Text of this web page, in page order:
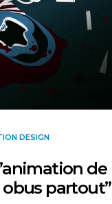
DESIGN
de
obus partout”